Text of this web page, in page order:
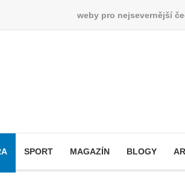
weby pro nejsevernější
SPORT MAGAZÍN BLOGY